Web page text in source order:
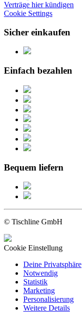
Verträge hier kündigen
Cookie Settings
Sicher einkaufen
Einfach bezahlen
Bequem liefern
© Tischline GmbH
Cookie Einstellung
Deine Privatsphäre
Notwendig
Statistik
Marketing
Personalisierung
Weitere Details